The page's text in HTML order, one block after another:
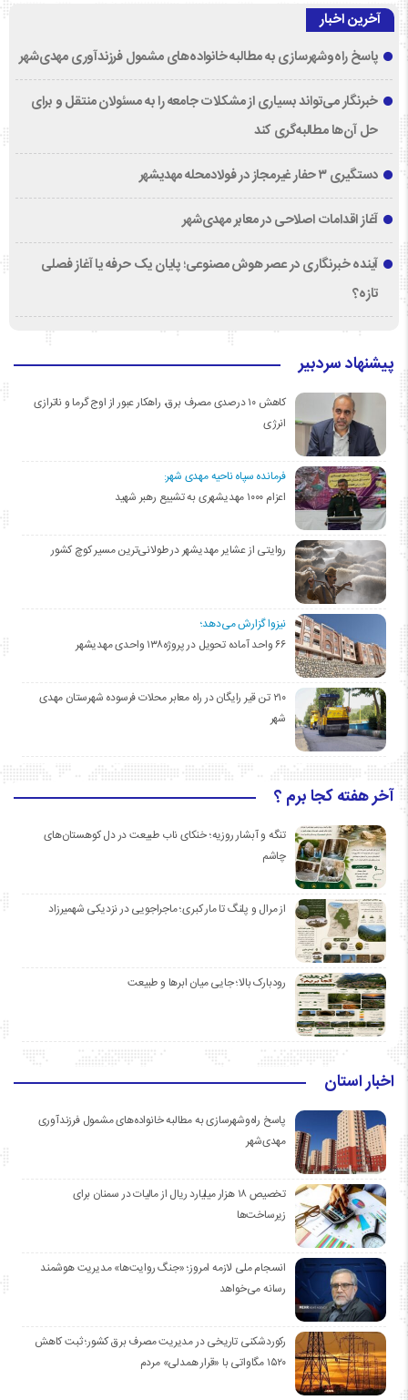
آخرین اخبار
پاسخ راه‌وشهرسازی به مطالبه خانواده‌های مشمول فرزندآوری مهدی‌شهر
خبرنگار می‌تواند بسیاری از مشکلات جامعه را به مسئولان منتقل و برای
حل آن‌ها مطالبه‌گری کند
دستگیری ۳ حفار غیرمجاز در فولادمحله مهدیشهر
آغاز اقدامات اصلاحی در معابر مهدی‌شهر
آینده خبرنگاری در عصر هوش مصنوعی؛ پایان یک حرفه یا آغاز فصلی
تازه؟
پیشنهاد سردبیر
کاهش ۱۰ درصدی مصرف برق، راهکار عبور از اوج گرما و ناترازی
انرژی
فرمانده سپاه ناحیه مهدی شهر:
اعزام ۱۰۰۰ مهدیشهری به تشییع رهبر شهید
روایتی از عشایر مهدیشهر در طولانی‌ترین مسیر کوچ کشور
نیزوا گزارش می‌دهد؛
۶۶ واحد آماده تحویل در پروژه۱۳۸ واحدی مهدیشهر
۲۱۰ تن قیر رایگان در راه معابر محلات فرسوده شهرستان مهدی
شهر
آخر هفته کجا برم ؟
تنگه و آبشار روزیه؛ خنکای ناب طبیعت در دل کوهستان‌های
چاشم
از مرال و پلنگ تا مار کبری؛ ماجراجویی در نزدیکی شهمیرزاد
رودبارک بالا؛ جایی میان ابرها و طبیعت
اخبار استان
پاسخ راه‌وشهرسازی به مطالبه خانواده‌های مشمول فرزندآوری
مهدی‌شهر
تخصیص ۱۸ هزار میلیارد ریال از مالیات در سمنان برای
زیرساخت‌ها
انسجام ملی لازمه امروز؛ «جنگ روایت‌ها» مدیریت هوشمند
رسانه می‌خواهد
رکوردشکنی تاریخی در مدیریت مصرف برق کشور؛ ثبت کاهش
۱۵۲۰ مگاواتی با «قرار همدلی» مردم